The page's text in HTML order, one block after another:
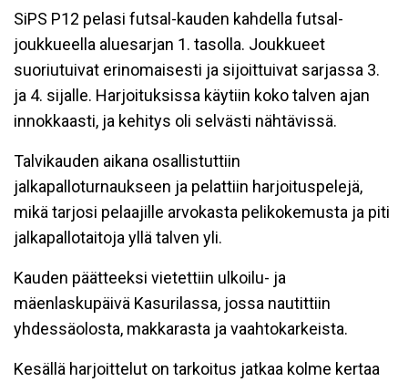
SiPS P12 pelasi futsal-kauden kahdella futsal-
joukkueella aluesarjan 1. tasolla. Joukkueet
suoriutuivat erinomaisesti ja sijoittuivat sarjassa 3.
ja 4. sijalle. Harjoituksissa käytiin koko talven ajan
innokkaasti, ja kehitys oli selvästi nähtävissä.
Talvikauden aikana osallistuttiin
jalkapalloturnaukseen ja pelattiin harjoituspelejä,
mikä tarjosi pelaajille arvokasta pelikokemusta ja piti
jalkapallotaitoja yllä talven yli.
Kauden päätteeksi vietettiin ulkoilu- ja
mäenlaskupäivä Kasurilassa, jossa nautittiin
yhdessäolosta, makkarasta ja vaahtokarkeista.
Kesällä harjoittelut on tarkoitus jatkaa kolme kertaa